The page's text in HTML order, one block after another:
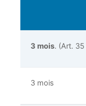
3 mois. (Art.
3 mois